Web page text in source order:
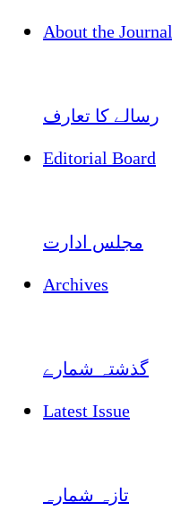
About the Journal
رسالے کا تعارف
Editorial Board
مجلس ادارت
Archives
گذشتہ شمارے
Latest Issue
تازہ شمارہ